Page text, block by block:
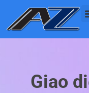
nội
Giao